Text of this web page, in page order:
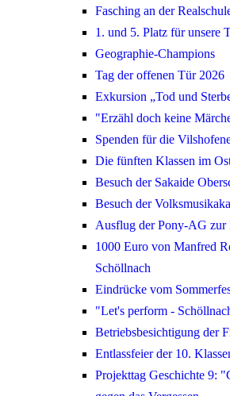
Fasching an der
1. und 5. Platz für unsere
Geographie-Champions
Tag der offenen Tür 2026
Exkursion „Tod und
"Erzähl doch keine
Spenden für die
Die fünften Klassen im
Besuch der Sakaide
Besuch der
Ausflug der Pony-AG zur
1000 Euro von Manfred
Schöllnach
Eindrücke vom
"Let's perform -
Betriebsbesichtigung der
Entlassfeier der 10.
Projekttag Geschichte 9: